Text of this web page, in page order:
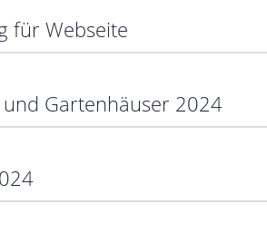
für Webseite
Gartenhäuser 2024